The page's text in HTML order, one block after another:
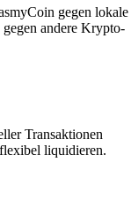
gegen lokale
andere Krypto-
Transaktionen
liquidieren.